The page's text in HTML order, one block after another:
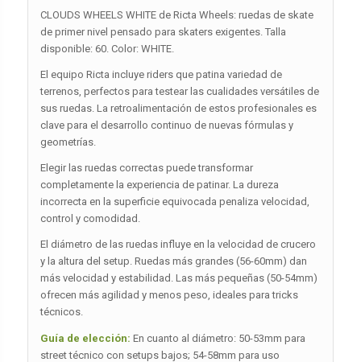
CLOUDS WHEELS WHITE de Ricta Wheels: ruedas de skate
de primer nivel pensado para skaters exigentes. Talla
disponible: 60. Color: WHITE.
El equipo Ricta incluye riders que patina variedad de
terrenos, perfectos para testear las cualidades versátiles de
sus ruedas. La retroalimentación de estos profesionales es
clave para el desarrollo continuo de nuevas fórmulas y
geometrías.
Elegir las ruedas correctas puede transformar
completamente la experiencia de patinar. La dureza
incorrecta en la superficie equivocada penaliza velocidad,
control y comodidad.
El diámetro de las ruedas influye en la velocidad de crucero
y la altura del setup. Ruedas más grandes (56-60mm) dan
más velocidad y estabilidad. Las más pequeñas (50-54mm)
ofrecen más agilidad y menos peso, ideales para tricks
técnicos.
Guía de elección: En cuanto al diámetro: 50-53mm para
street técnico con setups bajos; 54-58mm para uso